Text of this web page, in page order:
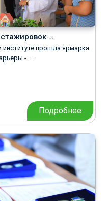
…
прошла ярмарка
- …
Подробнее